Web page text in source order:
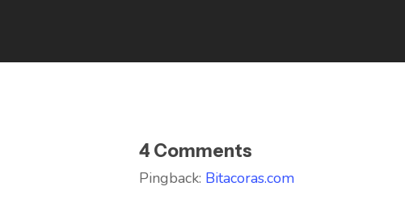
4 Comments
Pingback: Bitacoras.com